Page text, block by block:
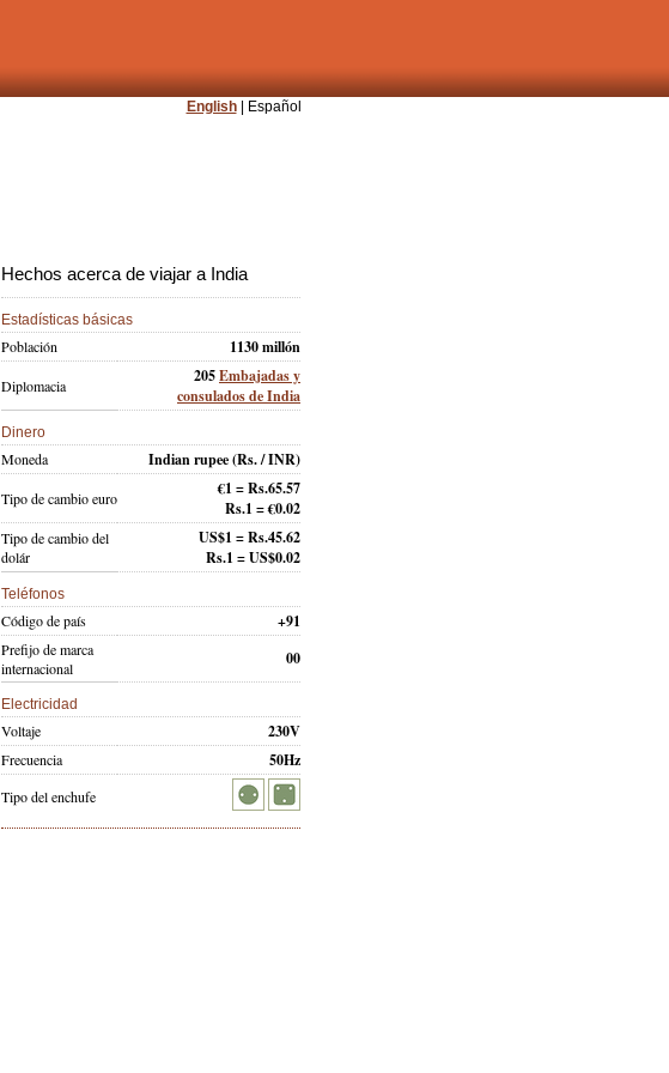
English| Español
Hechos acerca de viajar a India
Estadísticas básicas
Población 1130 millón
Diplomacia 205Embajadas y
consulados de India
Dinero
Moneda Indian rupee(Rs. / INR)
Tipo de cambio euro
€1 = Rs.65.57
Rs.1 = €0.02
Tipo de cambio del
dolár
US$1 = Rs.45.62
Rs.1 = US$0.02
Teléfonos
Código de país +91
Prefijo de marca
internacional
00
Electricidad
Voltaje 230V
Frecuencia 50Hz
Tipo del enchufe